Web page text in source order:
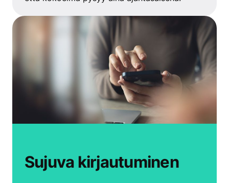
Sujuva kirjautuminen